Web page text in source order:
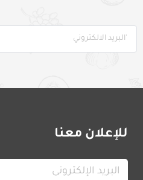
للإعلان معنا